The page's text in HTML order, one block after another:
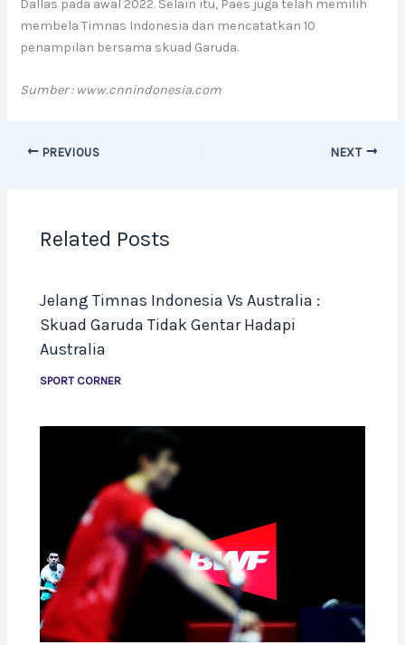
Dallas pada awal 2022. Selain itu, Paes juga telah memilih
membela Timnas Indonesia dan mencatatkan 10
penampilan bersama skuad Garuda.
Sumber : www.cnnindonesia.com
PREVIOUS NEXT
Related Posts
Jelang Timnas Indonesia Vs Australia :
Skuad Garuda Tidak Gentar Hadapi
Australia
SPORT CORNER